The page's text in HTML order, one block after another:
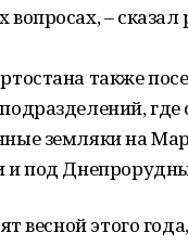
– сказал
также
где
земляки на
и под
весной этого